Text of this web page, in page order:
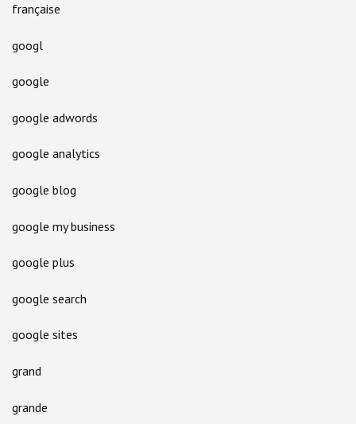
française
googl
google
google adwords
google analytics
google blog
google my business
google plus
google search
google sites
grand
grande